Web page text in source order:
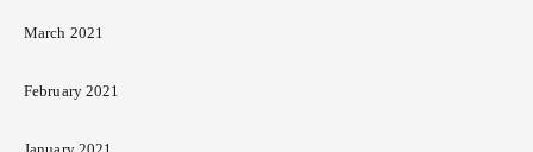
March 2021
February 2021